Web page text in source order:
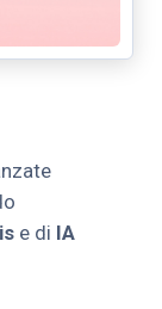
e di IA